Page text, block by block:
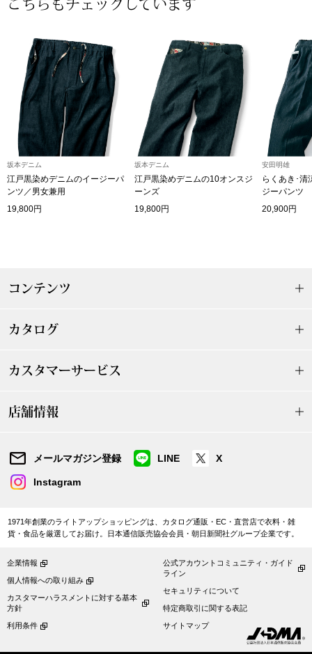
ハンドバッグ
ショルダーバ
クラッチバッグ
ボディバッグ
リュック･バッ
スニーカー
サンダル
その他
こちらもチェックしています
坂本デニム
江戸黒染めデニムのイージーパ
ンツ／男女兼用
19,800円
坂本デニム
江戸黒染めデニムの10オンスジ
ーンズ
19,800円
安田明雄
らくあき･清
ジーパンツ
20,900円
コンテンツ
カタログ
カスタマーサービス
店舗情報
メールマガジン登録 LINE X
Instagram
1971年創業のライトアップショッピングは、カタログ通販・EC・直営店で衣料・雑
貨・食品を厳選してお届け。日本通信販売協会会員・朝日新聞社グループ企業です。
企業情報
個人情報への取り組み
カスタマーハラスメントに対する基本
方針
利用条件
公式アカウントコミュニティ・ガイド
ライン
セキュリティについて
特定商取引に関する表記
サイトマップ